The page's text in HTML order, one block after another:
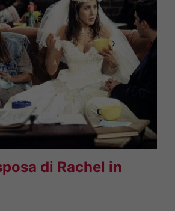
di Rachel in